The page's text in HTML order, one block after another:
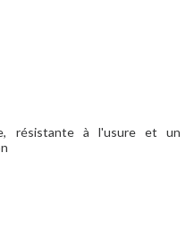
résistante à l'usure et un